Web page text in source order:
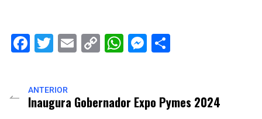
Facebook
Twitter
EmailCopyWhatsApp
Messenger
ANTERIOR
Inaugura Gobernador Expo Pymes 2024